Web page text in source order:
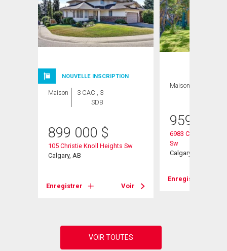
NOUVELLE INSCRIPTION
Maison
3 CAC , 3
SDB
899 000 $
105 Christie Knoll Heights Sw
Calgary, AB
Enregistrer Voir
Maison
959 000
6983 Christie
Sw
Calgary, AB
Enregistrer